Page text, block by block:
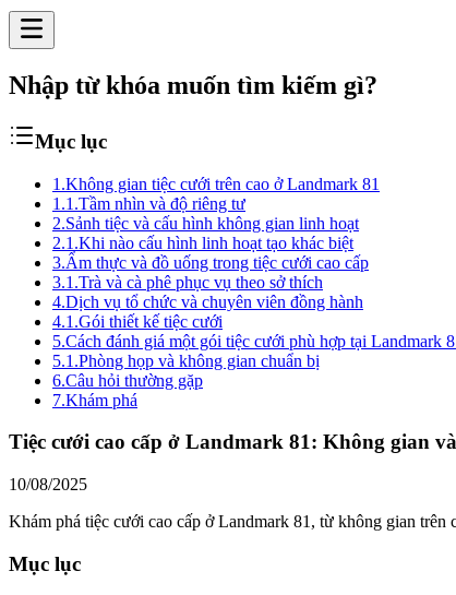
Nhập từ khóa muốn tìm kiếm gì?
Mục lục
1.Không gian tiệc cưới trên cao ở Landmark 81
1.1.Tầm nhìn và độ riêng tư
2.Sảnh tiệc và cấu hình không gian linh hoạt
2.1.Khi nào cấu hình linh hoạt tạo khác biệt
3.Ẩm thực và đồ uống trong tiệc cưới cao cấp
3.1.Trà và cà phê phục vụ theo sở thích
4.Dịch vụ tổ chức và chuyên viên đồng hành
4.1.Gói thiết kế tiệc cưới
5.Cách đánh giá một gói tiệc cưới phù hợp tại Landmark
5.1.Phòng họp và không gian chuẩn bị
6.Câu hỏi thường gặp
7.Khám phá
Tiệc cưới cao cấp ở Landmark 81: Không gian
10/08/2025
Khám phá tiệc cưới cao cấp ở Landmark 81, từ không gian
Mục lục